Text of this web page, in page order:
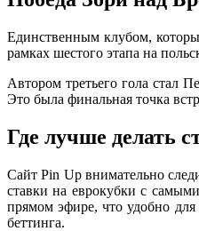
Единственным клубом,
рамках шестого этапа на
Автором третьего гола стал
Это была финальная точка
Где лучше делать
Сайт Pin Up внимательно
ставки на еврокубки с
прямом эфире, что удобно
беттинга.